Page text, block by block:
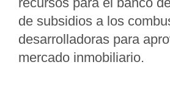
de subsidios a los
desarrolladoras para
mercado inmobiliario.